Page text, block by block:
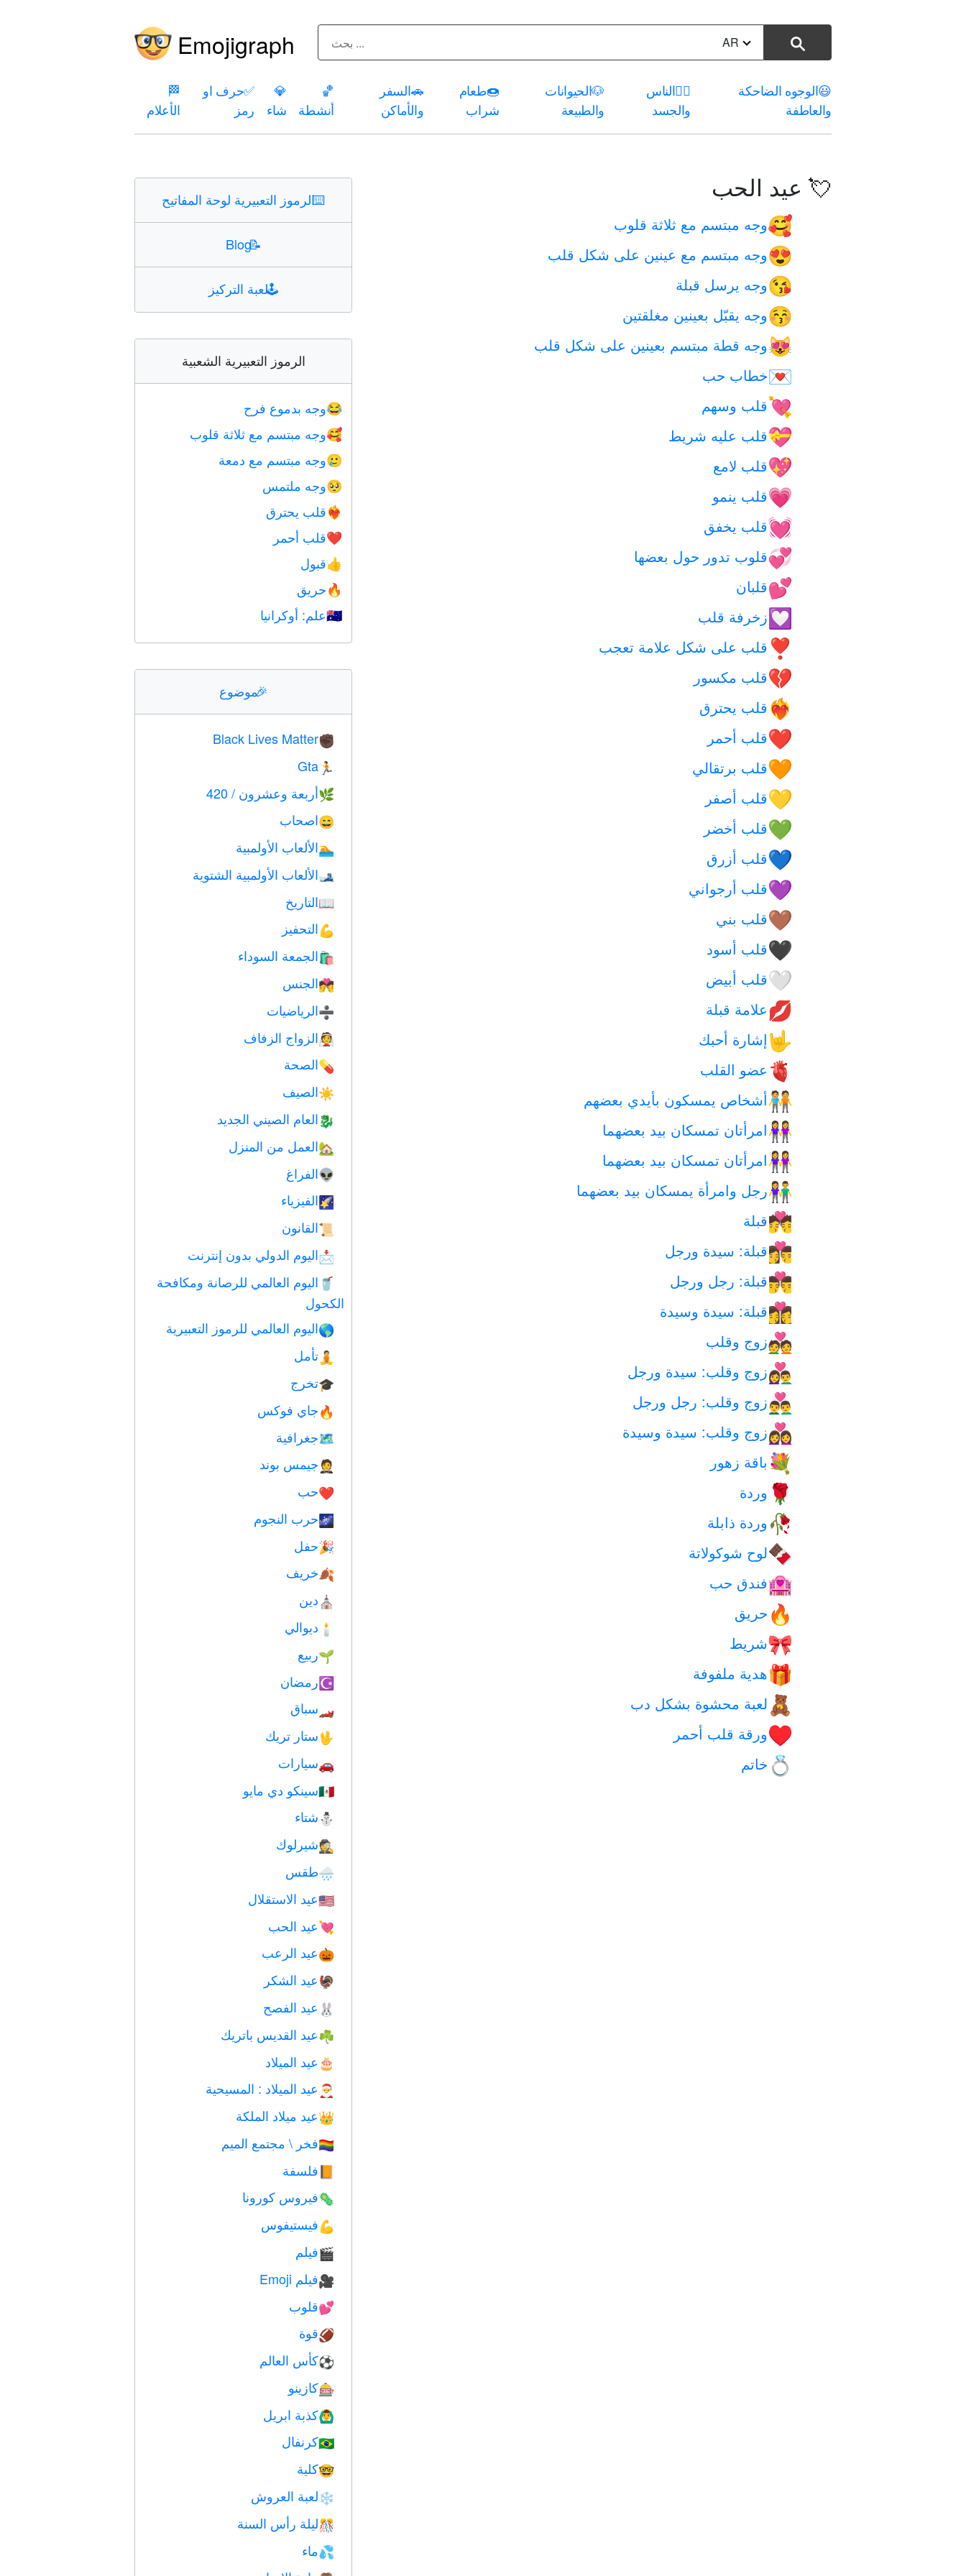
Emojigraph AR
😃الوجوه الضاحكة
والعاطفة
🤦‍♀️الناس
والجسد
🐶الحيوانات
والطبيعة
🍩طعام
شراب
🚗السفر
والأماكن
🏀
أنشطة
💎
شاء
✅حرف او
رمز
🏁
الأعلام
💘 عيد الحب
🥰وجه مبتسم مع ثلاثة قلوب
😍وجه مبتسم مع عينين على شكل قلب
😘وجه يرسل قبلة
😚وجه يقبّل بعينين مغلقتين
😻وجه قطة مبتسم بعينين على شكل قلب
💌خطاب حب
💘قلب وسهم
💝قلب عليه شريط
💖قلب لامع
💗قلب ينمو
💓قلب يخفق
💞قلوب تدور حول بعضها
💕قلبان
💟زخرفة قلب
❣️ قلب على شكل علامة تعجب
💔قلب مكسور
❤️‍🔥 قلب يحترق
❤️قلب أحمر
🧡قلب برتقالي
💛قلب أصفر
💚قلب أخضر
💙قلب أزرق
💜قلب أرجواني
🤎قلب بني
🖤قلب أسود
🤍قلب أبيض
💋علامة قبلة
🤟إشارة أحبك
🫀 عضو القلب
🧑‍🤝‍🧑أشخاص يمسكون بأيدي بعضهم
👭امرأتان تمسكان بيد بعضهما
👭امرأتان تمسكان بيد بعضهما
👫رجل وامرأة يمسكان بيد بعضهما
💏قبلة
👩‍❤️‍💋‍👨قبلة: سيدة ورجل
👨‍❤️‍💋‍👨قبلة: رجل ورجل
👩‍❤️‍💋‍👩قبلة: سيدة وسيدة
💑زوج وقلب
👩‍❤️‍👨زوج وقلب: سيدة ورجل
👨‍❤️‍👨زوج وقلب: رجل ورجل
👩‍❤️‍👩زوج وقلب: سيدة وسيدة
💐 باقة زهور
🌹 وردة
🥀وردة ذابلة
🍫لوح شوكولاتة
🏩فندق حب
🔥 حريق
🎀شريط
🎁هدية ملفوفة
🧸لعبة محشوة بشكل دب
♥️ورقة قلب أحمر
💍 خاتم
⌨️الرموز التعبيرية لوحة المفاتيح
📝
Blog
🕹️لعبة التركيز
الرموز التعبيرية الشعبية
😂وجه بدموع فرح
🥰وجه مبتسم مع ثلاثة قلوب
🥲وجه مبتسم مع دمعة
🥺وجه ملتمس
❤️‍🔥قلب يحترق
❤️قلب أحمر
👍قبول
🔥حريق
🇺🇦علم: أوكرانيا
🎉موضوع
✊🏿
Black Lives Matter
🏃
Gta
🌿أربعة وعشرون / 420
😄اصحاب
🏊الألعاب الأولمبية
🎿الألعاب الأولمبية الشتوية
📖التاريخ
💪التحفيز
🛍الجمعة السوداء
💏الجنس
➗الرياضيات
👰الزواج الزفاف
💊الصحة
☀️الصيف
🐉العام الصيني الجديد
🏡العمل من المنزل
👽الفراغ
🌠الفيزياء
📜القانون
📩اليوم الدولي بدون إنترنت
🥤 اليوم العالمي للرصانة ومكافحة
الكحول
🌎اليوم العالمي للرموز التعبيرية
🧘 تأمل
🎓تخرج
🔥جاي فوكس
🗺جغرافية
🤵 جيمس بوند
❤️️حب
🌌حرب النجوم
🎉حفل
🍂خريف
⛪️دين
🕯 ديوالي
🌱ربيع
☪️رمضان
🏎 سباق
🖖ستار تريك
🚗سيارات
🇲🇽سينكو دي مايو
⛄شتاء
🕵️شيرلوك
🌧طقس
🇺🇸عيد الاستقلال
💘عيد الحب
🎃عيد الرعب
🦃عيد الشكر
🐰 عيد الفصح
☘️عيد القديس باتريك
🎂 عيد الميلاد
🎅 عيد الميلاد : المسيحية
👑عيد ميلاد الملكة
🏳️‍🌈فخر \ مجتمع الميم
فلسفة
🦠فيروس كورونا
💪فيستيفوس
🎬فيلم
🎥فيلم Emoji
💕قلوب
🏈قوة
⚽كأس العالم
🎰كازينو
🙆‍♂️كذبة ابريل
🇧🇷كرنفال
🤓كلية
❄️لعبة العروش
🎊ليلة رأس السنة
💦ماء